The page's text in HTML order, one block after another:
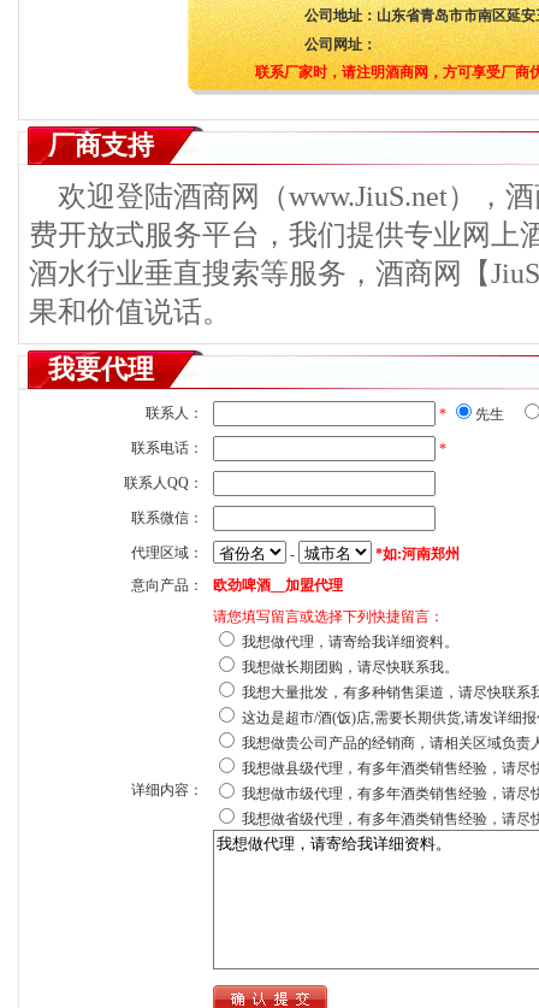
公司地址：山东省青岛市市南区延安
公司网址：
联系厂家时，请注明酒商网，方可享受厂商
厂商支持
欢迎登陆酒商网（www.JiuS.net），
费开放式服务平台，我们提供专业网上
酒水行业垂直搜索等服务，酒商网【
果和价值说话。
我要代理
联系人： *
先生
联系电话：
*
联系人QQ：
联系微信：
代理区域： -
*如:河南郑州
意向产品：
欧劲啤酒__加盟代理
详细内容：
请您填写留言或选择下列快捷留言：
我想做代理，请寄给我详细资料。
我想做长期团购，请尽快联系我。
我想大量批发，有多种销售渠道，请尽快联系
这边是超市/酒(饭)店,需要长期供货,请发详细
我想做贵公司产品的经销商，请相关区域负责
我想做县级代理，有多年酒类销售经验，请尽
我想做市级代理，有多年酒类销售经验，请尽
我想做省级代理，有多年酒类销售经验，请尽